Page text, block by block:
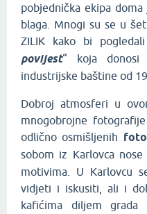
pobjednička ekipa
blaga. Mnogi su se u
ZILIK kako bi pogledali
povijest“ koja donosi
industrijske baštine od
Dobroj atmosferi u
mnogobrojne
odlično osmišljenih
sobom iz Karlovca
motivima. U Karlovcu
vidjeti i iskusiti, ali i
kafićima diljem